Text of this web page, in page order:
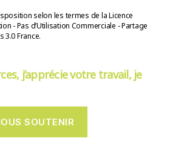
selon les termes de la Licence
- Pas d’Utilisation Commerciale - Partage
3.0 France.
j’apprécie votre travail, je
SOUTENIR